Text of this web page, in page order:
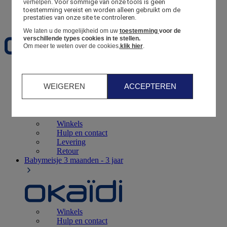
Favorieten
Geboorte0 - 12 maanden
Winkels
Hulp en contact
Levering
Retour
Babymeisje 3 maanden - 3 jaar
Winkels
Hulp en contact
verhelpen. Voor sommige van onze tools is geen
toestemming vereist en worden alleen gebruikt om de
prestaties van onze site te controleren.
We laten u de mogelijkheid om uw toestemming voor de
verschillende types cookies in te stellen.
Om meer te weten over de cookies,klik hier.
WEIGEREN ACCEPTEREN